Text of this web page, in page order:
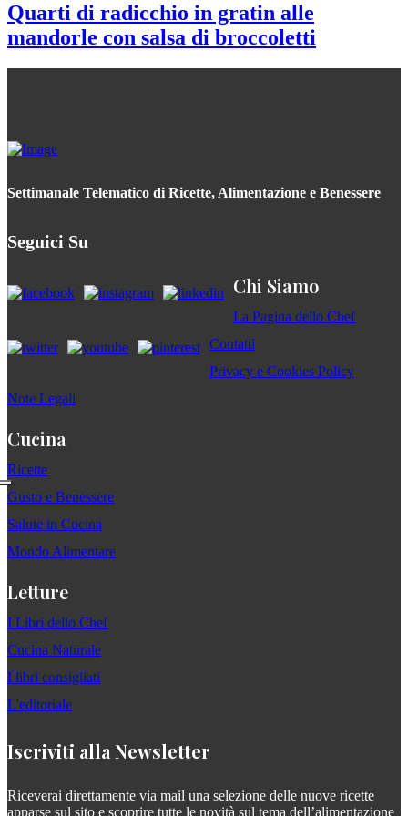
Quarti di radicchio in gratin alle
mandorle con salsa di broccoletti
Settimanale Telematico di Ricette, Alimentazione e Benessere
Seguici Su
Chi Siamo
La Pagina dello Chef
Contatti
Privacy e Cookies Policy
Note Legali
Cucina
Ricette
Gusto e Benessere
Salute in Cucina
Mondo Alimentare
Letture
I Libri dello Chef
Cucina Naturale
I libri consigliati
L'editoriale
Iscriviti alla Newsletter
Riceverai direttamente via mail una selezione delle nuove ricette
apparse sul sito e scoprire tutte le novità sul tema dell’alimentazione